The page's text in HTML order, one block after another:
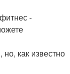
-
как известно